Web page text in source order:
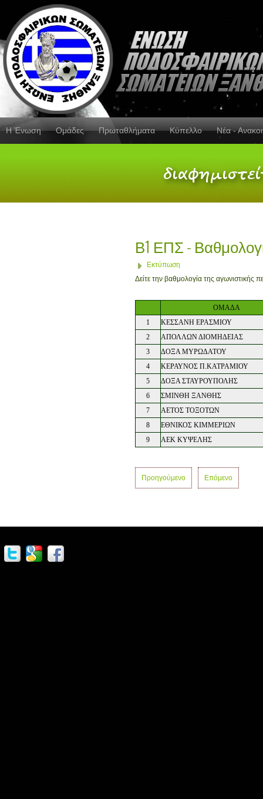
Η Ένωση Ομάδες Πρωταθλήματα Κύπελλο Νέα -
Β1 ΕΠΣ -
Εκτύπωση
Δείτε την βαθμολογία της αγωνιστικής
ΟΜΑΔΑ
1
ΚΕΣΣΑΝΗ ΕΡΑΣΜΙΟΥ
2
ΑΠΟΛΛΩΝ ΔΙΟΜΗΔΕΙΑΣ
3
ΔΟΞΑ ΜΥΡΩΔΑΤΟΥ
4
ΚΕΡΑΥΝΟΣ Π.ΚΑΤΡΑΜΙΟΥ
5
ΔΟΞΑ ΣΤΑΥΡΟΥΠΟΛΗΣ
6
ΣΜΙΝΘΗ ΞΑΝΘΗΣ
7
ΑΕΤΟΣ ΤΟΞΟΤΩΝ
8
ΕΘΝΙΚΟΣ ΚΙΜΜΕΡΙΩΝ
9
ΑΕΚ ΚΥΨΕΛΗΣ
Προηγούμενο Επόμενο